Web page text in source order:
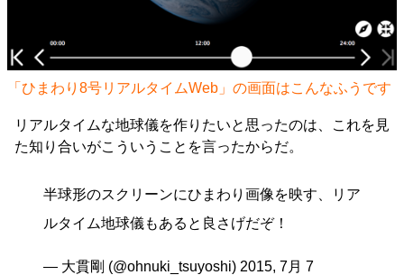
「ひまわり8号リアルタイムWeb」の画面はこんなふうです
リアルタイムな地球儀を作りたいと思ったのは、これを見
た知り合いがこういうことを言ったからだ。
半球形のスクリーンにひまわり画像を映す、リア
ルタイム地球儀もあると良さげだぞ！
— 大貫剛 (@ohnuki_tsuyoshi) 2015, 7月 7